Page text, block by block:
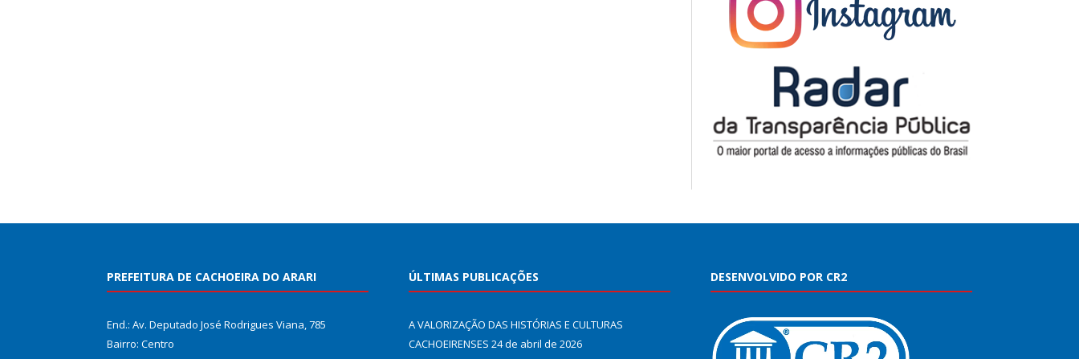
PREFEITURA DE CACHOEIRA DO ARARI
End.: Av. Deputado José Rodrigues Viana, 785
Bairro: Centro
ÚLTIMAS PUBLICAÇÕES
A VALORIZAÇÃO DAS HISTÓRIAS E CULTURAS
CACHOEIRENSES 24 de abril de 2026
DESENVOLVIDO POR CR2